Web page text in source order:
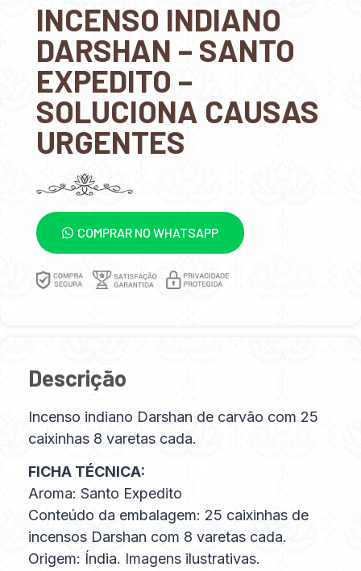
INCENSO INDIANO
DARSHAN – SANTO
EXPEDITO –
SOLUCIONA CAUSAS
URGENTES
COMPRAR NO WHATSAPP
Descrição
Incenso indiano Darshan de carvão com 25
caixinhas 8 varetas cada.
FICHA TÉCNICA:
Aroma: Santo Expedito
Conteúdo da embalagem: 25 caixinhas de
incensos Darshan com 8 varetas cada.
Origem: Índia. Imagens ilustrativas.